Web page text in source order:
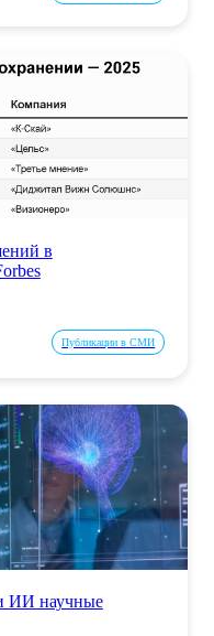
в
Публикации в СМИ
ИИ научные